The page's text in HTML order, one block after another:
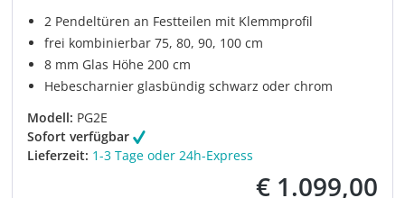
2 Pendeltüren an Festteilen mit Klemmprofil
frei kombinierbar 75, 80, 90, 100 cm
8 mm Glas Höhe 200 cm
Hebescharnier glasbündig schwarz oder chrom
Modell: PG2E
Sofort verfügbar
Lieferzeit: 1-3 Tage oder 24h-Express
Verkaufspreis:
€ 1.099,00